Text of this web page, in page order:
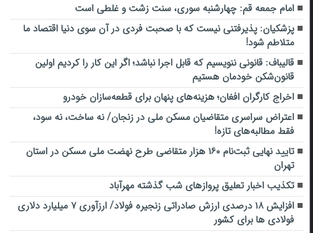
امام جمعه قم: چهارشنبه سوری، سنت زشت و غلطی است
پزشکیان: پذیرفتنی نیست که با صحبت فردی در آن سوی دنیا اقتصاد ما
متلاطم شود!
قالیباف: قانونی ننویسیم که قابل اجرا نباشد؛ اگر این کار را کردیم اولین
قانون‌شکن خودمان هستیم
اخراج کارگران افغان؛ هزینه‌های پنهان برای قطعه‌سازان خودرو
اعتراض سراسری متقاضیان مسکن ملی در زنجان/ نه ساخت، نه سود،
فقط مطالبه‌های تازه!
تایید نهایی ثبت‌نام ۱۶۰ هزار متقاضی طرح نهضت ملی مسکن در استان
تهران
تکذیب اخبار تعلیق پروازهای شب گذشته مهرآباد
افزایش ۱۸ درصدی ارزش صادراتی زنجیره فولاد/ ارزآوری ۷ میلیارد دلاری
فولادی ها برای کشور